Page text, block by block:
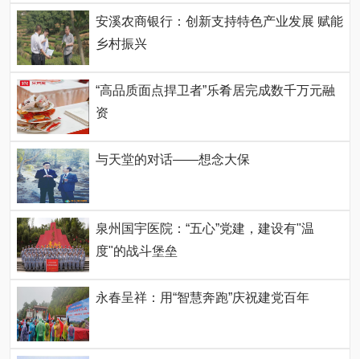
安溪农商银行：创新支持特色产业发展 赋能
乡村振兴
“高品质面点捍卫者”乐肴居完成数千万元融
资
与天堂的对话——想念大保
泉州国宇医院：“五心”党建，建设有"温
度"的战斗堡垒
永春呈祥：用“智慧奔跑”庆祝建党百年